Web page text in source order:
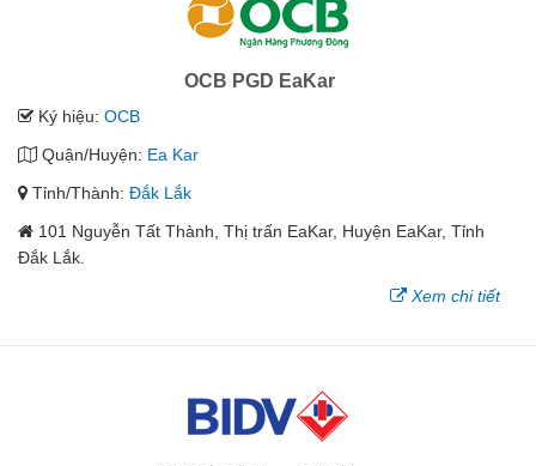
OCB PGD EaKar
Ký hiệu: OCB
Quận/Huyện: Ea Kar
Tỉnh/Thành: Đắk Lắk
101 Nguyễn Tất Thành, Thị trấn EaKar, Huyện EaKar, Tỉnh
Đắk Lắk.
Xem chi tiết